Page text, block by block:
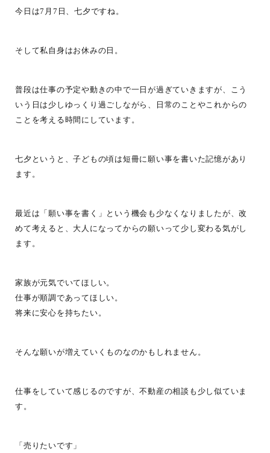
今日は7月7日、七夕ですね。
そして私自身はお休みの日。
普段は仕事の予定や動きの中で一日が過ぎていきますが、こう
いう日は少しゆっくり過ごしながら、日常のことやこれからの
ことを考える時間にしています。
七夕というと、子どもの頃は短冊に願い事を書いた記憶があり
ます。
最近は「願い事を書く」という機会も少なくなりましたが、改
めて考えると、大人になってからの願いって少し変わる気がし
ます。
家族が元気でいてほしい。
仕事が順調であってほしい。
将来に安心を持ちたい。
そんな願いが増えていくものなのかもしれません。
仕事をしていて感じるのですが、不動産の相談も少し似ていま
す。
「売りたいです」